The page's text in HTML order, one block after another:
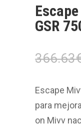
GSR
366.63
Escape
para
on Mivv